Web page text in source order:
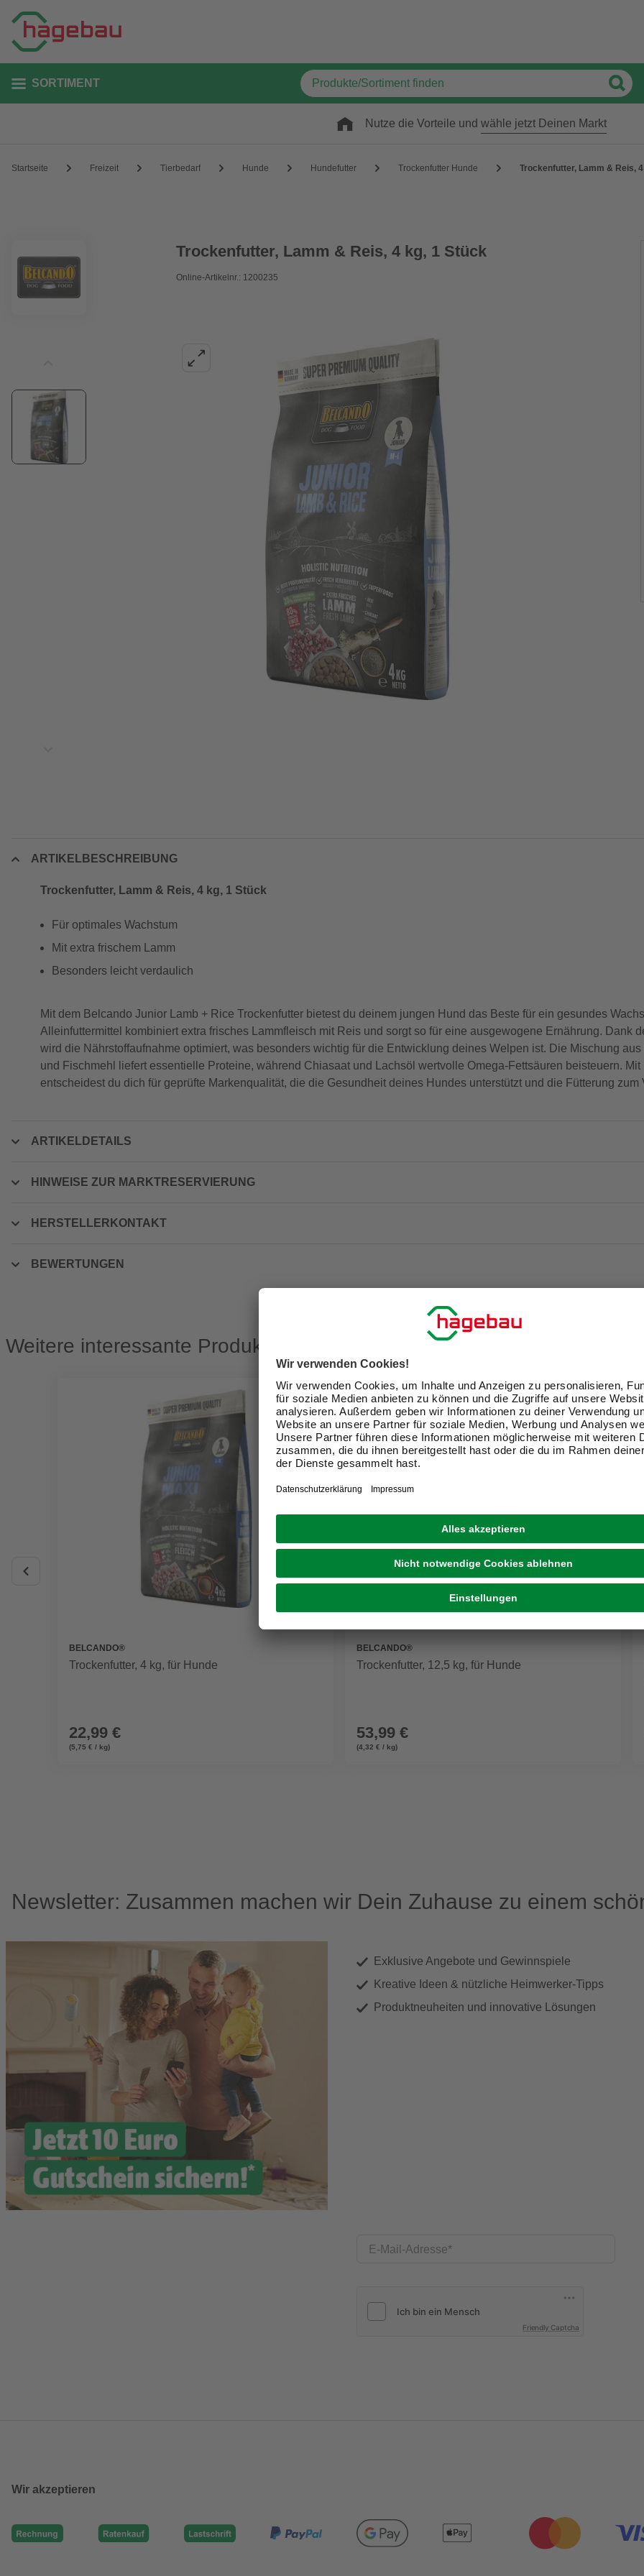
SORTIMENT
Nutze die Vorteile und wähle jetzt Deinen Markt
Startseite Freizeit Tierbedarf Hunde Hundefutter Trockenfutter Hunde Trockenfutter, Lamm & Reis,
Trockenfutter, Lamm & Reis, 4 kg, 1 Stück
Online-Artikelnr.: 1200235
ARTIKELBESCHREIBUNG
Trockenfutter, Lamm & Reis, 4 kg, 1 Stück
Für optimales Wachstum
Mit extra frischem Lamm
Besonders leicht verdaulich
Mit dem Belcando Junior Lamb + Rice Trockenfutter bietest du deinem jungen Hund das Beste für ein gesundes
Alleinfuttermittel kombiniert extra frisches Lammfleisch mit Reis und sorgt so für eine ausgewogene Ernährung. Dank
wird die Nährstoffaufnahme optimiert, was besonders wichtig für die Entwicklung deines Welpen ist. Die Mischung
und Fischmehl liefert essentielle Proteine, während Chiasaat und Lachsöl wertvolle Omega-Fettsäuren beisteuern.
entscheidest du dich für geprüfte Markenqualität, die die Gesundheit deines Hundes unterstützt und die Fütterung zum
ARTIKELDETAILS
HINWEISE ZUR MARKTRESERVIERUNG
HERSTELLERKONTAKT
BEWERTUNGEN
Weitere interessante Produkte
BELCANDO®
Trockenfutter, 4 kg, für Hunde
22,99 €
(5,75 € / kg)
BELCANDO®
Trockenfutter, 12,5 kg, für Hunde
53,99 €
(4,32 € / kg)
Newsletter: Zusammen machen wir Dein Zuhause zu einem
Exklusive Angebote und Gewinnspiele
Kreative Ideen & nützliche Heimwerker-Tipps
Produktneuheiten und innovative Lösungen
E-Mail-Adresse
Friendly Captcha
Wir akzeptieren